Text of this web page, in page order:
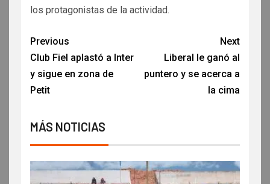
los protagonistas de la actividad.
Previous
Club Fiel aplastó a Inter
y sigue en zona de
Petit
Next
Liberal le ganó al
puntero y se acerca a
la cima
MÁS NOTICIAS